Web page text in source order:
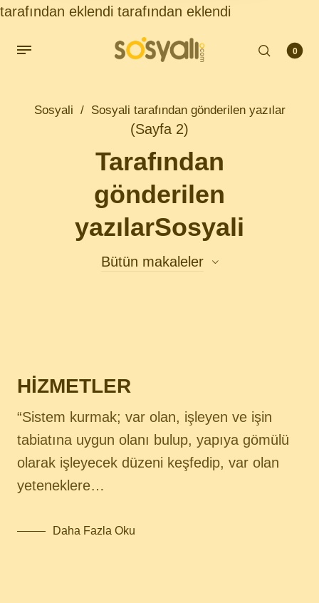
tarafından eklendi tarafından eklendi
0
Sosyali / Sosyali tarafından gönderilen yazılar
(Sayfa 2)
Tarafından
gönderilen
yazılarSosyali
Bütün makaleler
HİZMETLER
“Sistem kurmak; var olan, işleyen ve işin
tabiatına uygun olanı bulup, yapıya gömülü
olarak işleyecek düzeni keşfedip, var olan
yeteneklere…
Daha Fazla Oku